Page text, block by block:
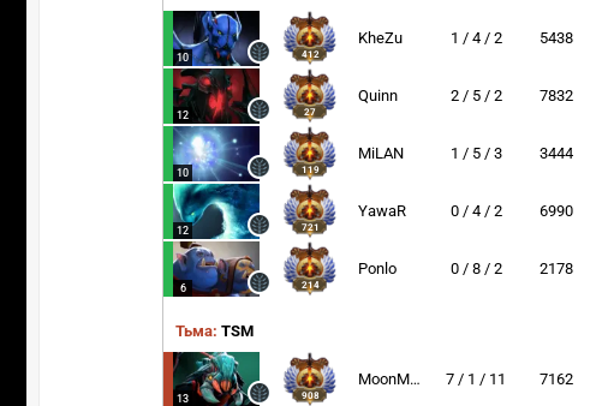
10 412
KheZu 1 / 4 / 2 5438
12 27
Quinn 2 / 5 / 2 7832
10 119
MiLAN 1 / 5 / 3 3444
12 721
YawaR 0 / 4 / 2 6990
6 214
Ponlo 0 / 8 / 2 2178
Тьма: TSM
13 908
MoonMeander 7 / 1 / 11 7162